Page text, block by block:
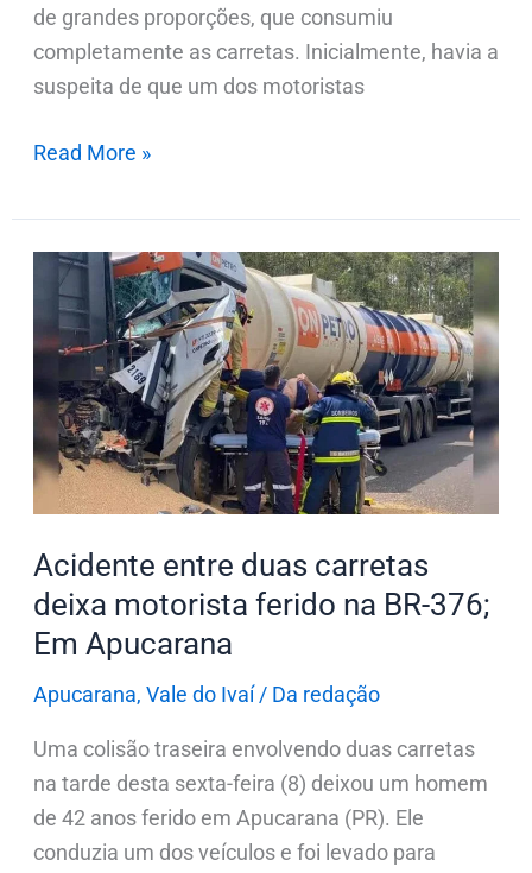
de grandes proporções, que consumiu
completamente as carretas. Inicialmente, havia a
suspeita de que um dos motoristas
Read More »
Acidente entre duas carretas
deixa motorista ferido na BR-376;
Em Apucarana
Apucarana, Vale do Ivaí/ Da redação
Uma colisão traseira envolvendo duas carretas
na tarde desta sexta-feira (8) deixou um homem
de 42 anos ferido em Apucarana (PR). Ele
conduzia um dos veículos e foi levado para
Acidente
entre
duas
carretas
deixa
motorista
ferido
na
376;
Em
Apucarana